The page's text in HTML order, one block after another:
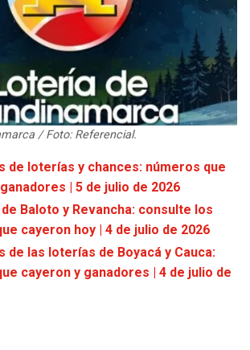
/ Foto: Referencial.
de loterías y chances: números que
| 5 de julio de 2026
Baloto y Revancha: consulte los
cayeron hoy | 4 de julio de 2026
de las loterías de Boyacá y Cauca:
cayeron y ganadores | 4 de julio de